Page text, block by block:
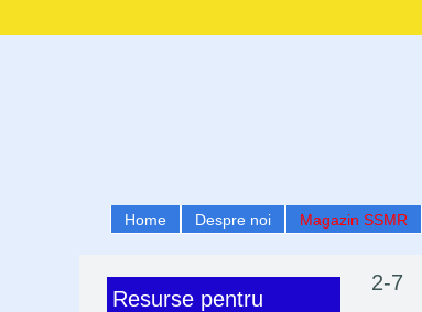
Home Despre noi Magazin SSMR
2-7
Resurse pentru